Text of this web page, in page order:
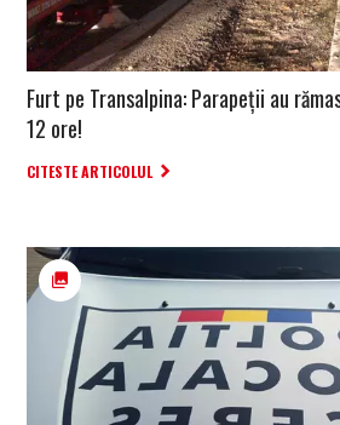
Furt pe Transalpina: Parapeții au
12 ore!
CITESTE ARTICOLUL